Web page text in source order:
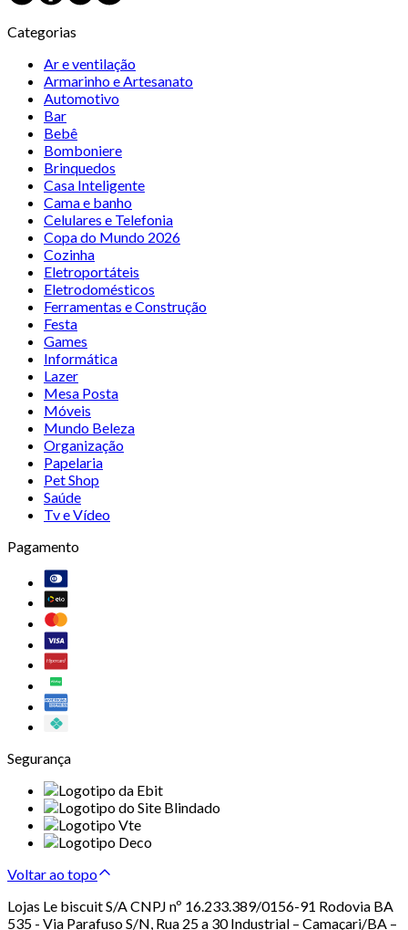
Categorias
Ar e ventilação
Armarinho e Artesanato
Automotivo
Bar
Bebê
Bomboniere
Brinquedos
Casa Inteligente
Cama e banho
Celulares e Telefonia
Copa do Mundo 2026
Cozinha
Eletroportáteis
Eletrodomésticos
Ferramentas e Construção
Festa
Games
Informática
Lazer
Mesa Posta
Móveis
Mundo Beleza
Organização
Papelaria
Pet Shop
Saúde
Tv e Vídeo
Pagamento
Segurança
Voltar ao topo
Lojas Le biscuit S/A CNPJ nº 16.233.389/0156-91 Rodovia BA
535 - Via Parafuso S/N, Rua 25 a 30 Industrial – Camaçari/BA –